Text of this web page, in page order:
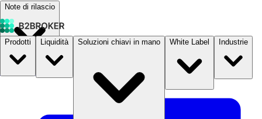
Note di rilascio
PrezziB2STORE
Prodotti Liquidità Soluzioni chiavi in mano White Label Industrie